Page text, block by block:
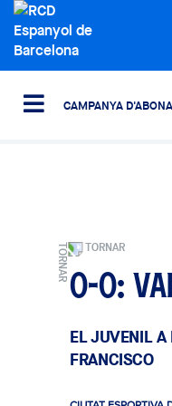
CAMPANYA
TORNAR
0-0:
EL JUVENIL A
FRANCISCO